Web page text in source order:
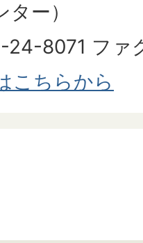
ター）
24-8071 フ
こちらから